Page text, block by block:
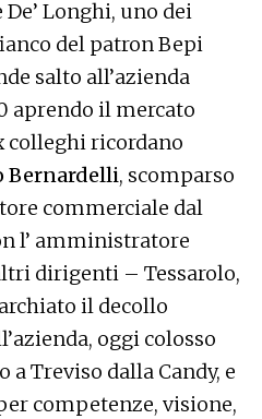
Longhi, uno dei
del patron Bepi
salto all’azienda
aprendo il mercato
colleghi ricordano
Bernardelli, scomparso
commerciale dal
l’ amministratore
dirigenti – Tessarolo,
il decollo
oggi colosso
a Treviso dalla Candy, e
competenze, visione,